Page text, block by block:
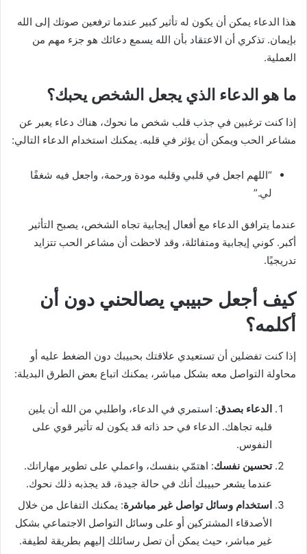
هذا الدعاء يمكن أن يكون له تأثير كبير عندما ترفعين صوتك إلى الله
بإيمان. تذكري أن الاعتقاد بأن الله يسمع دعائك هو جزء مهم من
العملية.
ما هو الدعاء الذي يجعل الشخص يحبك؟
إذا كنت ترغبين في جذب قلب شخص ما نحوك، هناك دعاء يعبر عن
مشاعر الحب ويمكن أن يؤثر في قلبه. يمكنك استخدام الدعاء التالي:
“اللهم اجعل في قلبي وقلبه مودة ورحمة، واجعل فيه شغفًا
لي.”
عندما يترافق الدعاء مع أفعال إيجابية تجاه الشخص، يصبح التأثير
أكبر. كوني إيجابية ومتفائلة، وقد لاحظت أن مشاعر الحب تتزايد
تدريجيًا.
كيف أجعل حبيبي يصالحني دون أن
أكلمه؟
إذا كنت تفضلين أن تستعيدي علاقتك بحبيبك دون الضغط عليه أو
محاولة التواصل معه بشكل مباشر، يمكنك اتباع بعض الطرق البديلة:
الدعاء بصدق: استمري في الدعاء، واطلبي من الله أن يلين
قلبه تجاهك. الدعاء في حد ذاته قد يكون له تأثير قوي على
النفوس.
تحسين نفسك: اهتمّي بنفسك، واعملي على تطوير مهاراتك.
عندما يشعر حبيبك أنك في حالة جيدة، قد يجذبه ذلك نحوك.
استخدام وسائل تواصل غير مباشرة: يمكنك التفاعل من خلال
الأصدقاء المشتركين أو على وسائل التواصل الاجتماعي بشكل
غير مباشر، حيث يمكن أن تصل رسائلك إليهم بطريقة لطيفة.